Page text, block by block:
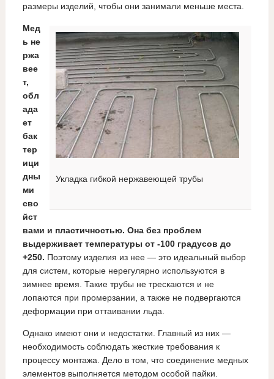
размеры изделий, чтобы они занимали меньше места.
Укладка гибкой нержавеющей трубы
Мед
ь не
ржа
вее
т,
обл
ада
ет
бак
тер
ици
дны
ми
сво
йст
вами и пластичностью. Она без проблем
выдерживает температуры от -100 градусов до
+250. Поэтому изделия из нее — это идеальный выбор
для систем, которые нерегулярно используются в
зимнее время. Такие трубы не трескаются и не
лопаются при промерзании, а также не подвергаются
деформации при оттаивании льда.
Однако имеют они и недостатки. Главный из них —
необходимость соблюдать жесткие требования к
процессу монтажа. Дело в том, что соединение медных
элементов выполняется методом особой пайки.